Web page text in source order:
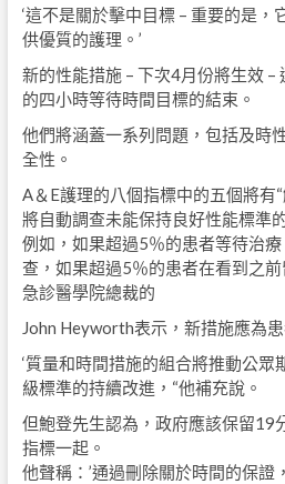
‘這不是關於擊中目標 – 重要的是，
供優質的護理。’
新的性能措施 – 下次4月份將生效 –
的四小時等待時間目標的結束。
他們將涵蓋一系列問題，包括及時
全性。
A＆E護理的八個指標中的五個將有
將自動調查未能保持良好性能標準
例如，如果超過5％的患者等待治
查，如果超過5％的患者在看到之前
急診醫學院總裁的
John Heyworth表示，新措施應為患
‘質量和時間措施的組合將推動公眾
級標準的持續改進，“他補充說。
但鮑登先生認為，政府應該保留19
指標一起。
他聲稱：’通過刪除關於時間的保